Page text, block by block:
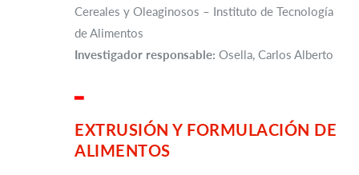
Cereales y Oleaginosos – Instituto de Tecnología
de Alimentos
Investigador responsable: Osella, Carlos Alberto
EXTRUSIÓN Y FORMULACIÓN DE
ALIMENTOS